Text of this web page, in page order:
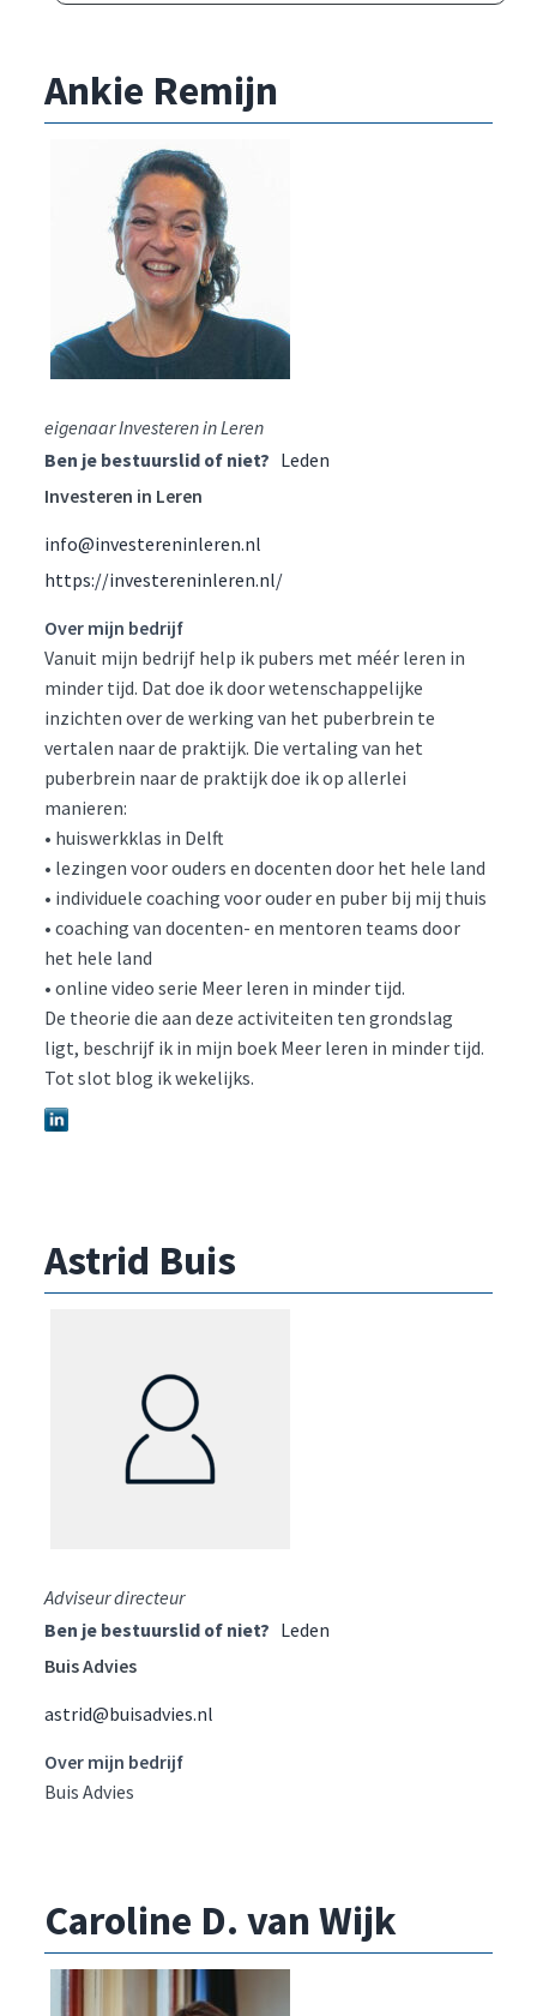
Ankie Remijn
eigenaar Investeren in Leren
Ben je bestuurslid of niet? Leden
Investeren in Leren
info@investereninleren.nl
https://investereninleren.nl/
Over mijn bedrijf
Vanuit mijn bedrijf help ik pubers met méér leren in
minder tijd. Dat doe ik door wetenschappelijke
inzichten over de werking van het puberbrein te
vertalen naar de praktijk. Die vertaling van het
puberbrein naar de praktijk doe ik op allerlei
manieren:
• huiswerkklas in Delft
• lezingen voor ouders en docenten door het hele land
• individuele coaching voor ouder en puber bij mij thuis
• coaching van docenten- en mentoren teams door
het hele land
• online video serie Meer leren in minder tijd.
De theorie die aan deze activiteiten ten grondslag
ligt, beschrijf ik in mijn boek Meer leren in minder tijd.
Tot slot blog ik wekelijks.
Astrid Buis
Adviseur directeur
Ben je bestuurslid of niet? Leden
Buis Advies
astrid@buisadvies.nl
Over mijn bedrijf
Buis Advies
Caroline D. van Wijk